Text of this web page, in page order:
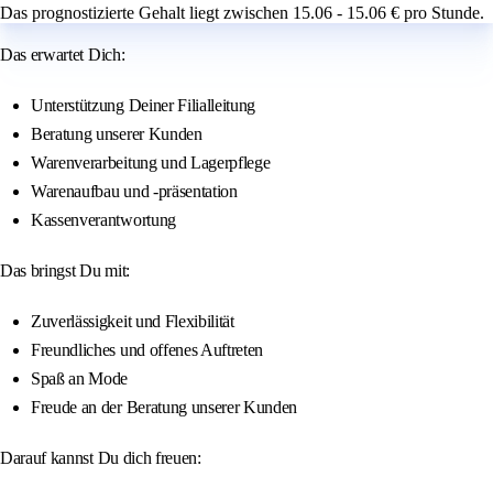
Das prognostizierte Gehalt liegt zwischen 15.06 - 15.06 € pro Stunde.
Das erwartet Dich:
Unterstützung Deiner Filialleitung
Beratung unserer Kunden
Warenverarbeitung und Lagerpflege
Warenaufbau und -präsentation
Kassenverantwortung
Das bringst Du mit:
Zuverlässigkeit und Flexibilität
Freundliches und offenes Auftreten
Spaß an Mode
Freude an der Beratung unserer Kunden
Darauf kannst Du dich freuen: